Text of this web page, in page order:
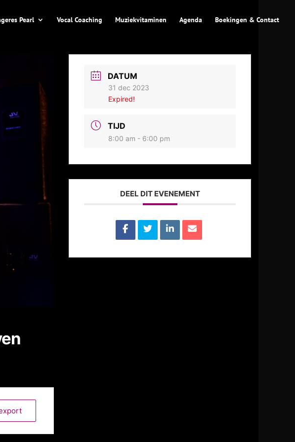
Pearl Vocal Coaching Muziekvitaminen Agenda Boekingen & Contact
DATUM
31 dec 2023
Expired!
TIJD
8:00 am - 6:00 pm
DEEL DIT EVENEMENT